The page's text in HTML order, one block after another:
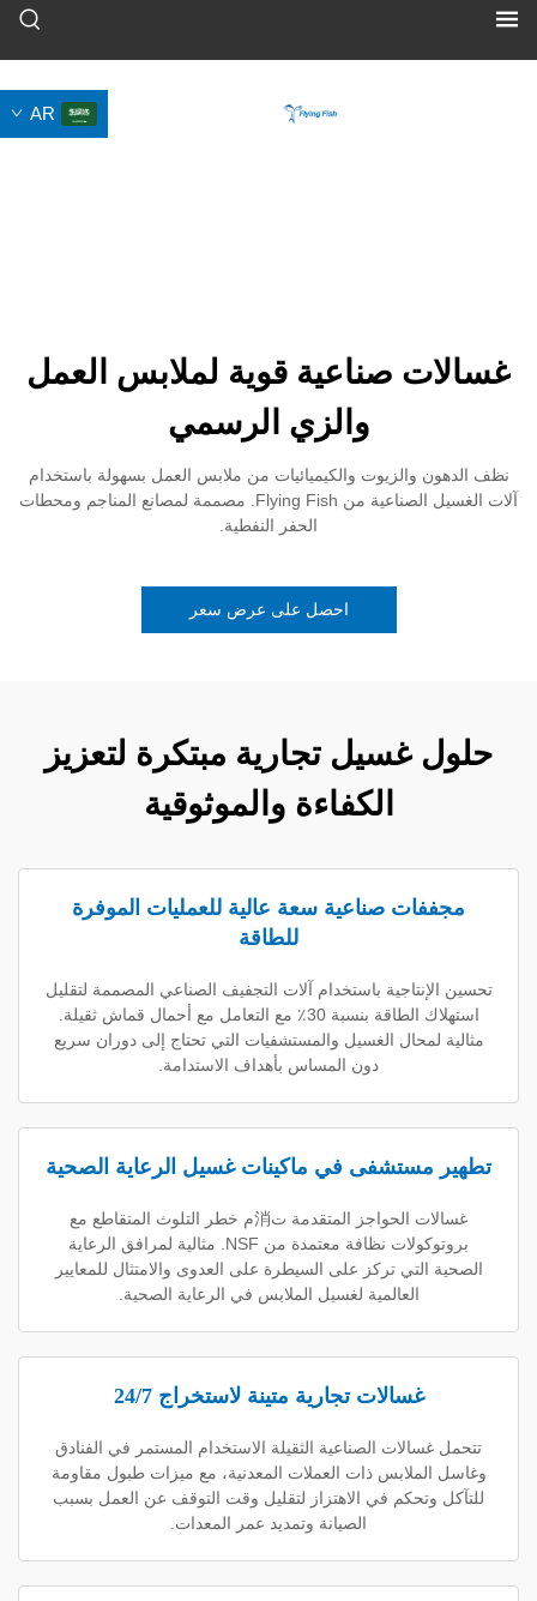
صناعية قوية لملابس العمل
والزي الرسمي
والكيميائيات من ملابس العمل بسهولة باستخدام
آلات الغسيل الصناعية من Flying Fish. مصممة لمصانع المناجم ومحطات
احصل على عرض سعر
تجارية مبتكرة لتعزيز
الكفاءة والموثوقية
صناعية سعة عالية للعمليات الموفرة
باستخدام آلات التجفيف الصناعي المصممة لتقليل
استهلاك الطاقة بنسبة 30٪ مع التعامل مع أحمال قماش ثقيلة.
الغسيل والمستشفيات التي تحتاج إلى دوران سريع
دون المساس بأهداف الاستدامة.
في ماكينات غسيل الرعاية الصحية
غسالات الحواجز المتقدمة ت消م خطر التلوث المتقاطع مع
بروتوكولات نظافة معتمدة من NSF. مثالية لمرافق الرعاية
تركز على السيطرة على العدوى والامتثال للمعايير
العالمية لغسيل الملابس في الرعاية الصحية.
غسالات تجارية متينة لاستخراج 24/7
الصناعية الثقيلة الاستخدام المستمر في الفنادق
ذات العملات المعدنية، مع ميزات طبول مقاومة
في الاهتزاز لتقليل وقت التوقف عن العمل بسبب
الصيانة وتمديد عمر المعدات.